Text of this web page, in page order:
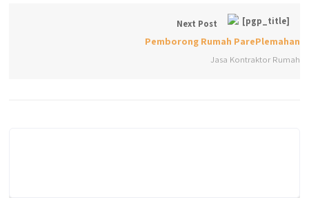
Next Post
Pemborong Rumah ParePlemahan
Jasa Kontraktor Rumah